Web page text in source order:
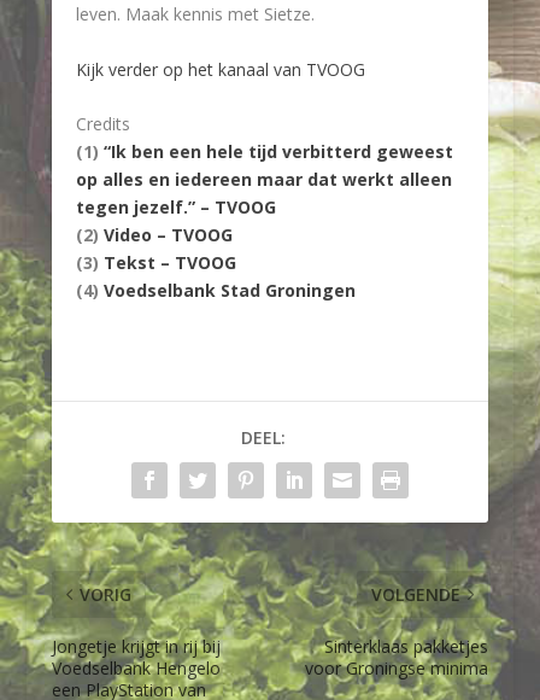
leven. Maak kennis met Sietze.
Kijk verder op het kanaal van TVOOG
Credits
(1) “Ik ben een hele tijd verbitterd geweest
op alles en iedereen maar dat werkt alleen
tegen jezelf.” – TVOOG
(2) Video – TVOOG
(3) Tekst – TVOOG
(4) Voedselbank Stad Groningen
DEEL:
VORIG
Jongetje krijgt in rij bij
Voedselbank Hengelo
een PlayStation van
VOLGENDE
Sinterklaas pakketjes
voor Groningse minima